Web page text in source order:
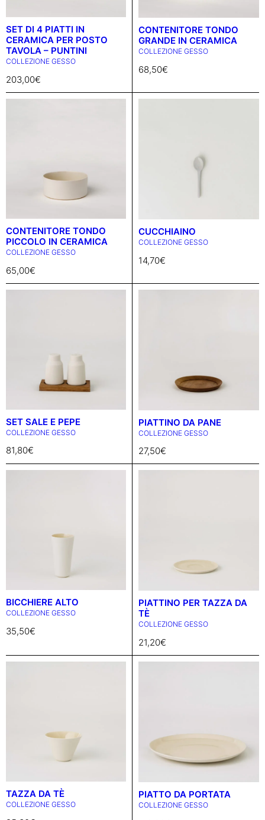
SET DI 4 PIATTI IN
CERAMICA PER POSTO
TAVOLA – PUNTINI
COLLEZIONE GESSO
203,00€
CONTENITORE TONDO
GRANDE IN CERAMICA
COLLEZIONE GESSO
68,50€
CONTENITORE TONDO
PICCOLO IN CERAMICA
COLLEZIONE GESSO
65,00€
CUCCHIAINO
COLLEZIONE GESSO
14,70€
SET SALE E PEPE
COLLEZIONE GESSO
81,80€
PIATTINO DA PANE
COLLEZIONE GESSO
27,50€
BICCHIERE ALTO
COLLEZIONE GESSO
35,50€
PIATTINO PER TAZZA DA
TÈ
COLLEZIONE GESSO
21,20€
TAZZA DA TÈ
COLLEZIONE GESSO
PIATTO DA PORTATA
COLLEZIONE GESSO